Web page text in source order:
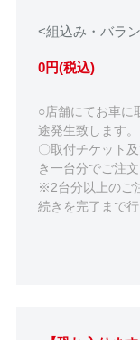
<組込み・バラ
0円(税込)
○店舗にてお車に
途発生致します。
〇取付チケット
き一台分でご注文
※2台分以上のご
続きを完了まで行